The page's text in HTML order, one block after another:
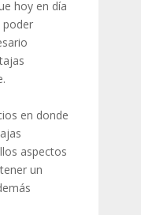
hoy en día
poder
en donde
aspectos
un